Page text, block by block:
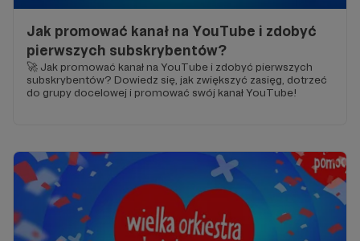
Jak promować kanał na YouTube i zdobyć
pierwszych subskrybentów?
🚀 Jak promować kanał na YouTube i zdobyć pierwszych
subskrybentów? Dowiedz się, jak zwiększyć zasięg, dotrzeć
do grupy docelowej i promować swój kanał YouTube!